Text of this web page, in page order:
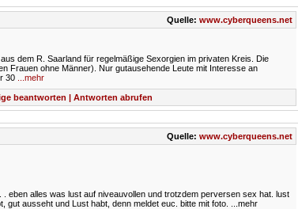
Quelle: www.cyberqueens.net
dem R. Saarland für regelmäßige Sexorgien im privaten Kreis. Die
Frauen ohne Männer). Nur gutausehende Leute mit Interesse an
30
...mehr
beantworten | Antworten abrufen
Quelle: www.cyberqueens.net
eben alles was lust auf niveauvollen und trotzdem perversen sex hat. lust
ausseht und Lust habt, denn meldet euc. bitte mit foto.
...mehr